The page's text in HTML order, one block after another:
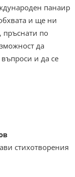
панаир
и ще ни
пръснати по
да
и да се
стихотворения